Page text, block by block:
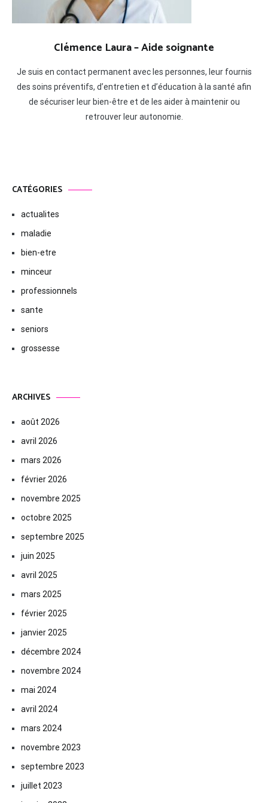
Clémence Laura – Aide soignante
Je suis en contact permanent avec les personnes, leur fournis
des soins préventifs, d’entretien et d’éducation à la santé afin
de sécuriser leur bien-être et de les aider à maintenir ou
retrouver leur autonomie.
CATÉGORIES
actualites
maladie
bien-etre
minceur
professionnels
sante
seniors
grossesse
ARCHIVES
août 2026
avril 2026
mars 2026
février 2026
novembre 2025
octobre 2025
septembre 2025
juin 2025
avril 2025
mars 2025
février 2025
janvier 2025
décembre 2024
novembre 2024
mai 2024
avril 2024
mars 2024
novembre 2023
septembre 2023
juillet 2023